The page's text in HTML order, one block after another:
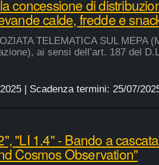
concessione di
calde, fredde e
TELEMATICA SUL MEPA
ai sensi dell’art. 187 del
| Scadenza termini: 25/07/
"LI 1.4" - Bando a
Cosmos Observation"